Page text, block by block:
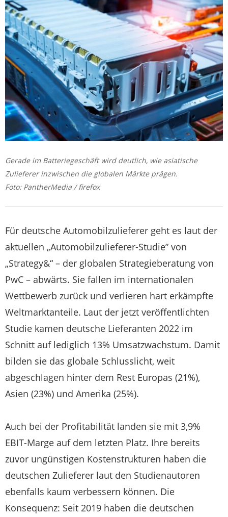
Gerade im Batteriegeschäft wird deutlich, wie asiatische
Zulieferer inzwischen die globalen Märkte prägen.
Foto: PantherMedia / firefox
Für deutsche Automobilzulieferer geht es laut der
aktuellen „Automobilzulieferer-Studie” von
„Strategy&“ – der globalen Strategieberatung von
PwC – abwärts. Sie fallen im internationalen
Wettbewerb zurück und verlieren hart erkämpfte
Weltmarktanteile. Laut der jetzt veröffentlichten
Studie kamen deutsche Lieferanten 2022 im
Schnitt auf lediglich 13% Umsatzwachstum. Damit
bilden sie das globale Schlusslicht, weit
abgeschlagen hinter dem Rest Europas (21%),
Asien (23%) und Amerika (25%).
Auch bei der Profitabilität landen sie mit 3,9%
EBIT-Marge auf dem letzten Platz. Ihre bereits
zuvor ungünstigen Kostenstrukturen haben die
deutschen Zulieferer laut den Studienautoren
ebenfalls kaum verbessern können. Die
Konsequenz: Seit 2019 haben die deutschen